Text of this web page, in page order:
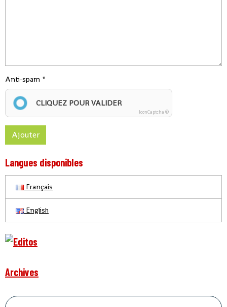
Anti-spam
CLIQUEZ POUR VALIDER
IconCaptcha ©
Ajouter
Langues disponibles
Français
English
Archives